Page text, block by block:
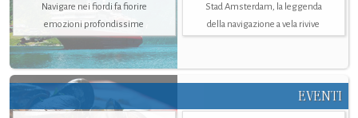
Navigare nei fiordi fa fiorire
emozioni profondissime
Stad Amsterdam, la leggenda
della navigazione a vela rivive
EVENTI